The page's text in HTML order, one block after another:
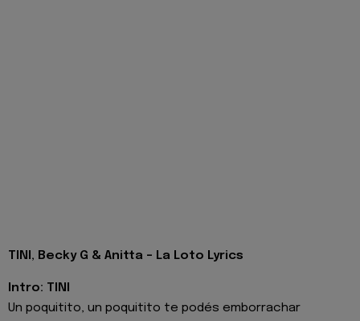
TINI, Becky G & Anitta - La Loto Lyrics
Intro: TINI
Un poquitito, un poquitito te podés emborrachar